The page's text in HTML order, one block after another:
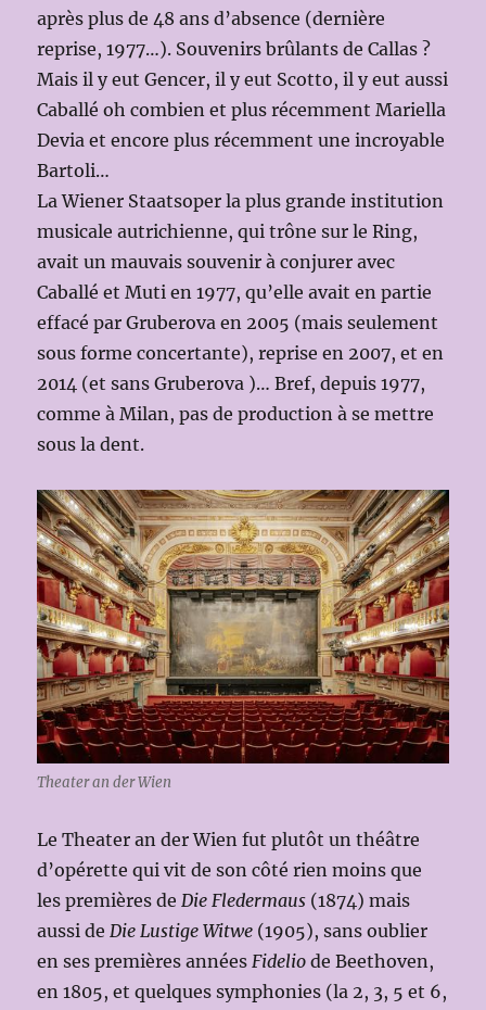
après plus de 48 ans d’absence (dernière
reprise, 1977…). Souvenirs brûlants de Callas ?
Mais il y eut Gencer, il y eut Scotto, il y eut aussi
Caballé oh combien et plus récemment Mariella
Devia et encore plus récemment une incroyable
Bartoli…
La Wiener Staatsoper la plus grande institution
musicale autrichienne, qui trône sur le Ring,
avait un mauvais souvenir à conjurer avec
Caballé et Muti en 1977, qu’elle avait en partie
effacé par Gruberova en 2005 (mais seulement
sous forme concertante), reprise en 2007, et en
2014 (et sans Gruberova )… Bref, depuis 1977,
comme à Milan, pas de production à se mettre
sous la dent.
Theater an der Wien
Le Theater an der Wien fut plutôt un théâtre
d’opérette qui vit de son côté rien moins que
les premières deDie Fledermaus (1874) mais
aussi deDie Lustige Witwe (1905), sans oublier
en ses premières annéesFidelio de Beethoven,
en 1805, et quelques symphonies (la 2, 3, 5 et 6,